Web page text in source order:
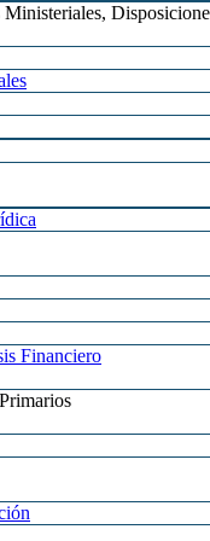
Financiero